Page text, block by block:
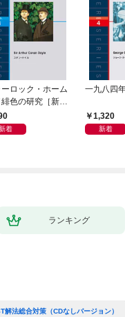
ーロック・ホーム
緋色の研究［新
着
一九八四
1,320
新着
ランキング
法総合対策（CDなしバージョン）